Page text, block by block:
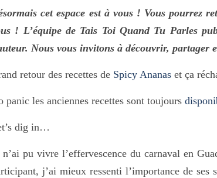
cet espace est à vous ! Vous pourrez
! L’équipe de Tais Toi Quand Tu Parles
Nous vous invitons à découvrir, partager
retour des recettes de Spicy Ananas et ça
panic les anciennes recettes sont toujours
dig in…
n’ai pu vivre l’effervescence du carnaval en
j’ai mieux ressenti l’importance de